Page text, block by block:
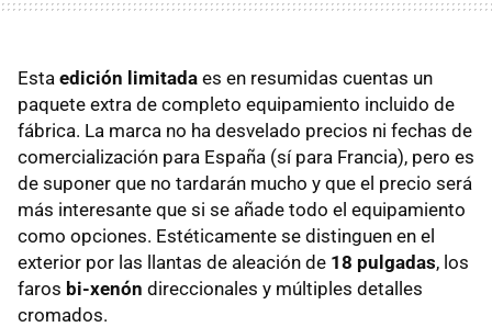
Esta edición limitada es en resumidas cuentas un
paquete extra de completo equipamiento incluido de
fábrica. La marca no ha desvelado precios ni fechas de
comercialización para España (sí para Francia), pero es
de suponer que no tardarán mucho y que el precio será
más interesante que si se añade todo el equipamiento
como opciones. Estéticamente se distinguen en el
exterior por las llantas de aleación de 18 pulgadas, los
faros bi-xenón direccionales y múltiples detalles
cromados.